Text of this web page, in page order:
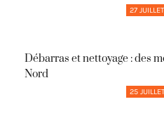
27
Débarras et nettoyage : des
Nord
25